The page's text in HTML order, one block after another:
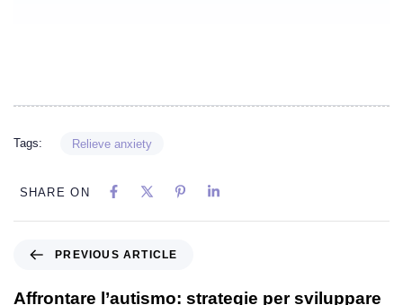
Tags: Relieve anxiety
SHARE ON
PREVIOUS ARTICLE
Affrontare l’autismo: strategie per sviluppare